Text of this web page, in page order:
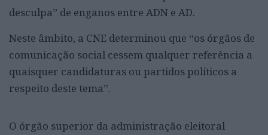
desculpa” de enganos entre ADN e AD.
Neste âmbito, a CNE determinou que “os órgãos de
comunicação social cessem qualquer referência a
quaisquer candidaturas ou partidos políticos a
respeito deste tema”.
O órgão superior da administração eleitoral